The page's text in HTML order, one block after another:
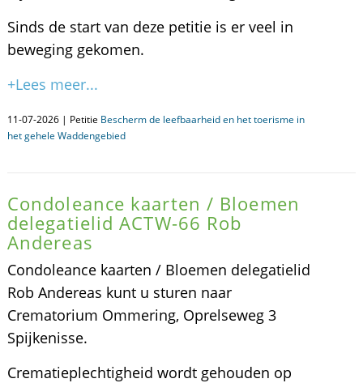
Sinds de start van deze petitie is er veel in
beweging gekomen.
+Lees meer...
11-07-2026 | Petitie Bescherm de leefbaarheid en het toerisme in
het gehele Waddengebied
Condoleance kaarten / Bloemen
delegatielid ACTW-66 Rob
Andereas
Condoleance kaarten / Bloemen delegatielid
Rob Andereas kunt u sturen naar
Crematorium Ommering, Oprelseweg 3
Spijkenisse.
Crematieplechtigheid wordt gehouden op